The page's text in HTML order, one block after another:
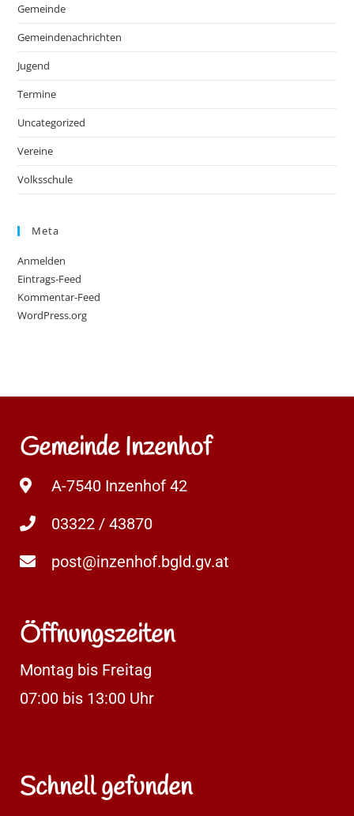
Gemeinde
Gemeindenachrichten
Jugend
Termine
Uncategorized
Vereine
Volksschule
Meta
Anmelden
Eintrags-Feed
Kommentar-Feed
WordPress.org
Gemeinde Inzenhof
A-7540 Inzenhof 42
03322 / 43870
post@inzenhof.bgld.gv.at
Öffnungszeiten
Montag bis Freitag
07:00 bis 13:00 Uhr
Schnell gefunden